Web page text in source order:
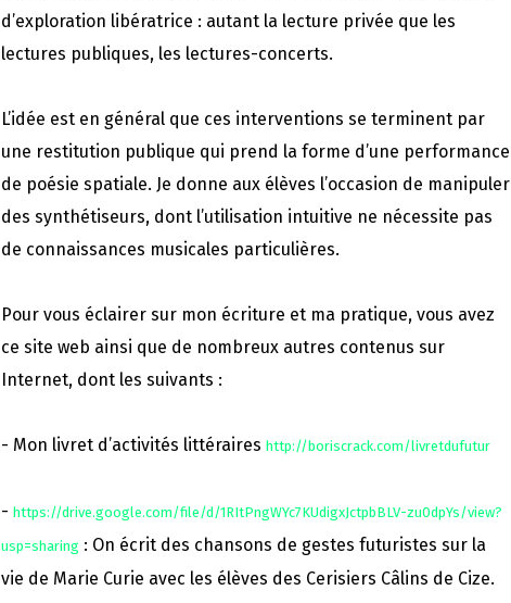
d’exploration libératrice : autant la lecture privée que les
lectures publiques, les lectures-concerts.
L’idée est en général que ces interventions se terminent par
une restitution publique qui prend la forme d’une performance
de poésie spatiale. Je donne aux élèves l’occasion de manipuler
des synthétiseurs, dont l’utilisation intuitive ne nécessite pas
de connaissances musicales particulières.
Pour vous éclairer sur mon écriture et ma pratique, vous avez
ce site web ainsi que de nombreux autres contenus sur
Internet, dont les suivants :
- Mon livret d’activités littéraireshttp://boriscrack.com/livretdufutur
-https://drive.google.com/file/d/1RItPngWYc7KUdigxJctpbBLV-zu0dpYs/view?
usp=sharing : On écrit des chansons de gestes futuristes sur la
vie de Marie Curie avec les élèves des Cerisiers Câlins de Cize.